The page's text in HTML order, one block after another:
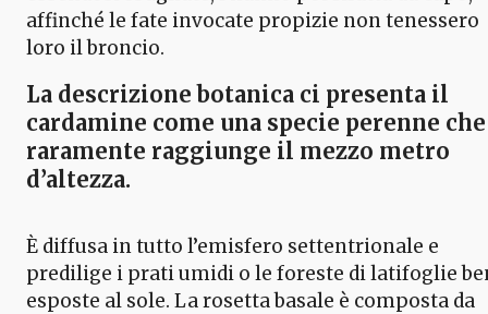
affinché le fate invocate propizie non tenessero
loro il broncio.
La descrizione botanica ci presenta il
cardamine come una specie perenne che
raramente raggiunge il mezzo metro
d’altezza.
È diffusa in tutto l’emisfero settentrionale e
predilige i prati umidi o le foreste di latifoglie
esposte al sole. La rosetta basale è composta da